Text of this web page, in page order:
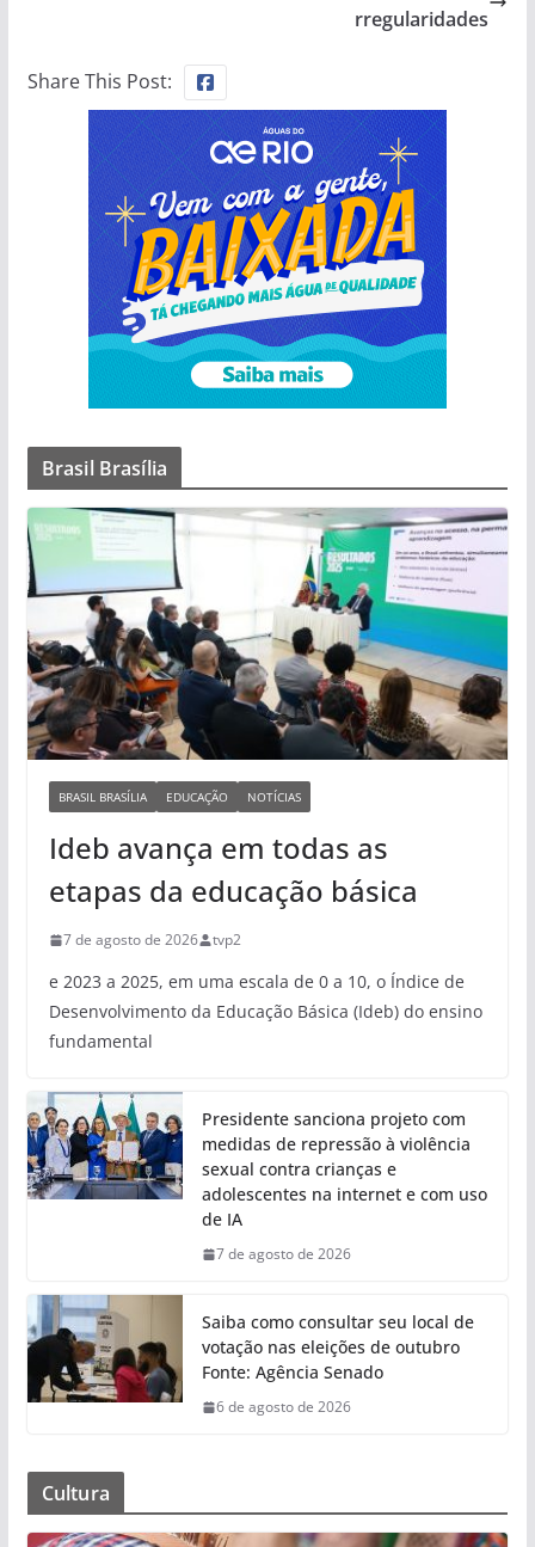
rregularidades
Share This Post:
Brasil Brasília
BRASIL BRASÍLIA EDUCAÇÃO NOTÍCIAS
Ideb avança em todas as
etapas da educação básica
7 de agosto de 2026 tvp2
e 2023 a 2025, em uma escala de 0 a 10, o Índice de
Desenvolvimento da Educação Básica (Ideb) do ensino
fundamental
Presidente sanciona projeto com
medidas de repressão à violência
sexual contra crianças e
adolescentes na internet e com uso
de IA
7 de agosto de 2026
Saiba como consultar seu local de
votação nas eleições de outubro
Fonte: Agência Senado
6 de agosto de 2026
Cultura